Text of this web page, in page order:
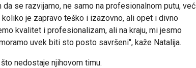
se razvijamo, ne samo na profesionalnom putu, već
je zapravo teško i izazovno, ali opet i divno
kvalitet i profesionalizam, ali na kraju, mi jesmo
uvek biti sto posto savršeni", kaže Natalija.
nedostaje njihovom timu.